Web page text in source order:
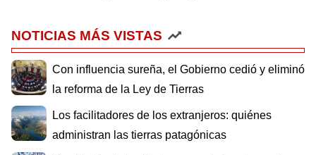
NOTICIAS MÁS VISTAS
Con influencia sureña, el Gobierno cedió y eliminó
la reforma de la Ley de Tierras
Los facilitadores de los extranjeros: quiénes
administran las tierras patagónicas